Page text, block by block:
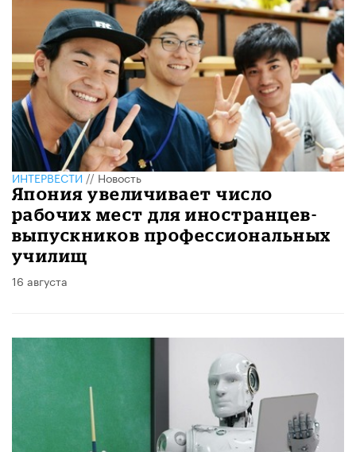
ИНТЕРВЕСТИ//Новость
Япония увеличивает число
рабочих мест для иностранцев-
выпускников профессиональных
училищ
16 августа